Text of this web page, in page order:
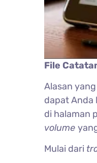
File
Alasan
dapat Anda
di halaman
volume
Mulai dari